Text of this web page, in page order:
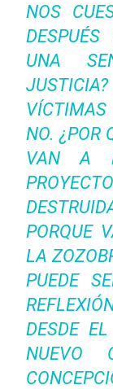
NOS
UNA
NO. ¿POR
VAN A
PORQUE
LA
PUEDE
DESDE
NUEVO